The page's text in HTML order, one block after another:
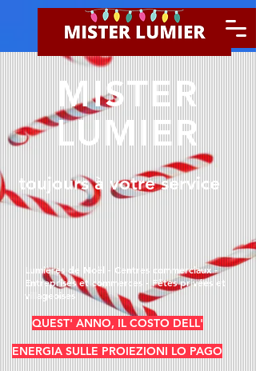
MISTER
LUMIER
toujours à votre service
Lumières de Noël - Centres commerciaux -
Entreprises et commerces - Fêtes privées et
villageoises
QUEST' ANNO, IL COSTO DELL'
ENERGIA SULLE PROIEZIONI LO PAGO